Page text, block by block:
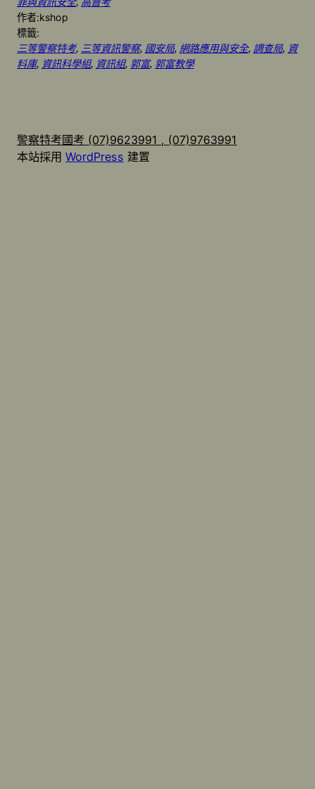
作者:kshop
標籤:
三等警察特考, 三等資訊警察, 國安局, 網路應用與安全, 調查局, 資
料庫, 資訊科學組, 資訊組, 郭富, 郭富教學
警察特考國考 (07)9623991 , (07)9763991
本站採用 WordPress 建置